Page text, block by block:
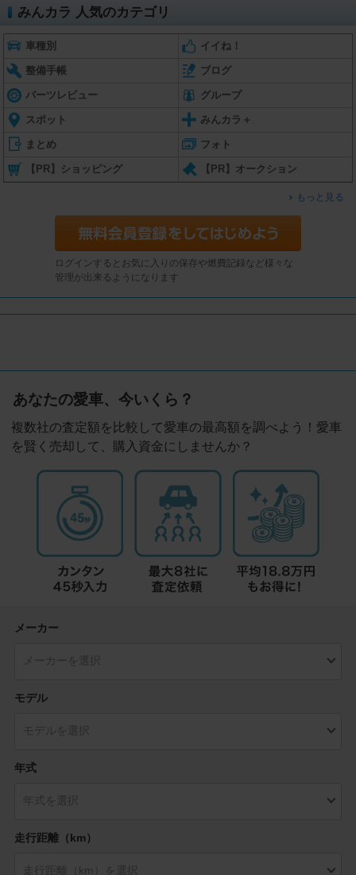
みんカラ 人気のカテゴリ
車種別 イイね！
整備手帳 ブログ
パーツレビュー グループ
スポット みんカラ＋
まとめ フォト
【PR】ショッピング 【PR】オークション
もっと見る
ログインするとお気に入りの保存や燃費記録など様々な
管理が出来るようになります
あなたの愛車、今いくら？
複数社の査定額を比較して愛車の最高額を調べよう！愛車
を賢く売却して、購入資金にしませんか？
メーカー
モデル
年式
走行距離（km）